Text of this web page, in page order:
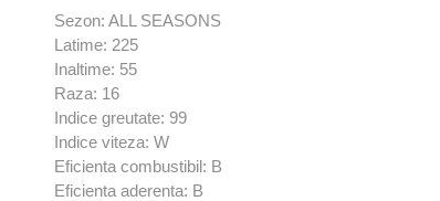
Sezon: ALL SEASONS
Latime: 225
Inaltime: 55
Raza: 16
Indice greutate: 99
Indice viteza: W
Eficienta combustibil: B
Eficienta aderenta: B